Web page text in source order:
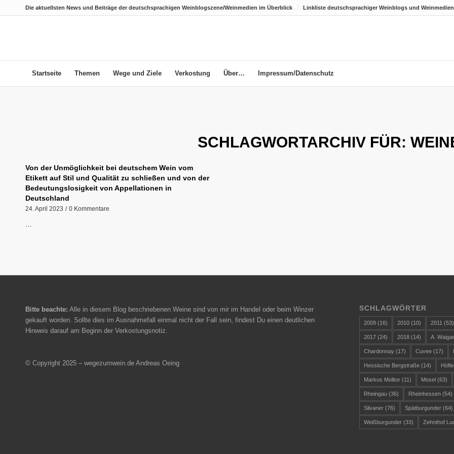
Die aktuellsten News und Beiträge der deutschsprachigen Weinblogszene/Weinmedien im Überblick Linkliste deutschsprachiger Weinblogs und Weinmedien
Startseite Themen Wege und Ziele Verkostung Über… Impressum/Datenschutz
SCHLAGWORTARCHIV FÜR:
Von der Unmöglichkeit bei deutschem Wein vom
Etikett auf Stil und Qualität zu schließen und von der
Bedeutungslosigkeit von Appellationen in
Deutschland
24. April 2023 / 0 Kommentare
…
Bitte beachte: Alle in diesem Blog beschriebenen Weine sind von mir im Handel oder beim Winzer
gekauft worden. Sollte dies im Ausnahmefall einmal nicht der Fall sein, findest Du einen deutlichen
Hinweis darauf am Beginn der Verkostungsnotiz.
© Copyright 2025 – wegezumwein.de Andreas Oeing
SCHLAGWÖRTER
2009 (16) 2010 (10) 2011 (53)
2017 (24) 2018 (14) A.
Chardonnay (17) Cuvee (17)
Hessische Bergstraße (14)
Markus Molitor (11) Mosel (63)
Rheingau (36) Rheinhessen (54)
Silvaner (76) Spätburgunder (64)
Weißburgunder (33) Zehnthof